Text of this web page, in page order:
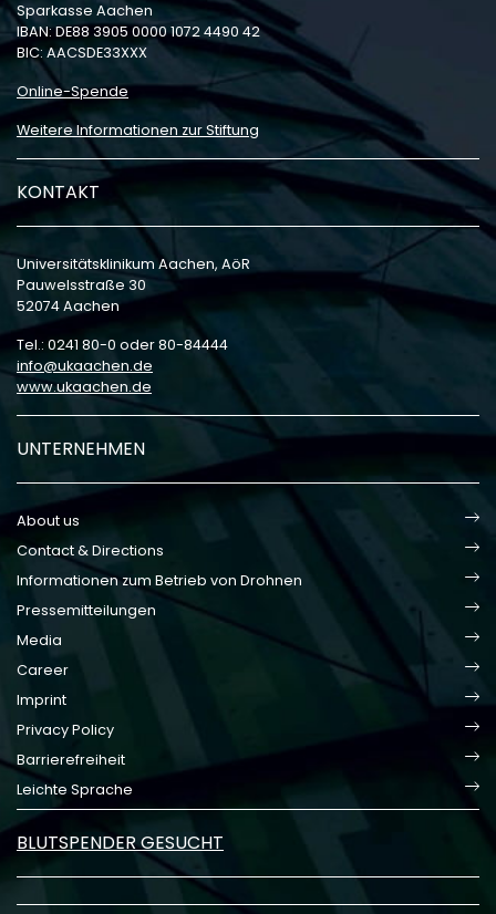
Sparkasse Aachen
IBAN: DE88 3905 0000 1072 4490 42
BIC: AACSDE33XXX
Online-Spende
Weitere Informationen zur Stiftung
KONTAKT
Universitätsklinikum Aachen, AöR
Pauwelsstraße 30
52074 Aachen
Tel.: 0241 80-0 oder 80-84444
info
ukaachen de
www.ukaachen.de
UNTERNEHMEN
About us
Contact & Directions
Informationen zum Betrieb von Drohnen
Pressemitteilungen
Media
Career
Imprint
Privacy Policy
Barrierefreiheit
Leichte Sprache
BLUTSPENDER GESUCHT